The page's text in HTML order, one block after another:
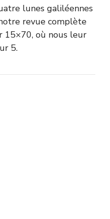
lunes galiléennes
revue complète
15×70, où nous leur
5.